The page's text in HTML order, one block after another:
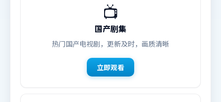
📺
国产剧集
热门国产电视剧，更新及时，画质清晰
立即观看